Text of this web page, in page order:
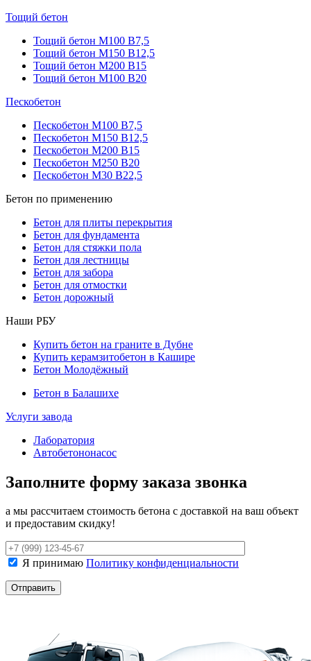
Тощий бетон
Тощий бетон М100 В7,5
Тощий бетон М150 В12,5
Тощий бетон М200 В15
Тощий бетон М100 В20
Пескобетон
Пескобетон М100 В7,5
Пескобетон М150 В12,5
Пескобетон М200 В15
Пескобетон М250 В20
Пескобетон М30 В22,5
Бетон по применению
Бетон для плиты перекрытия
Бетон для фундамента
Бетон для стяжки пола
Бетон для лестницы
Бетон для забора
Бетон для отмостки
Бетон дорожный
Наши РБУ
Купить бетон на граните в Дубне
Купить керамзитобетон в Кашире
Бетон Молодёжный
Бетон в Балашихе
Услуги завода
Лаборатория
Автобетононасос
Заполните форму заказа звонка
а мы рассчитаем стоимость бетона с доставкой на ваш объект
и предоставим скидку!
Я принимаю Политику конфиденциальности